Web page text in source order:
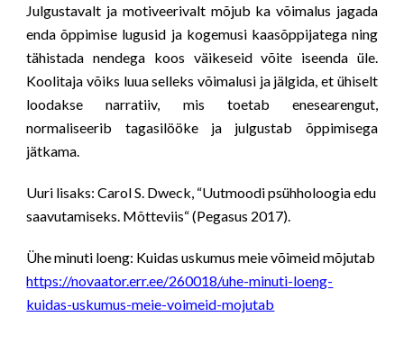
Julgustavalt ja motiveerivalt mõjub ka võimalus jagada
enda õppimise lugusid ja kogemusi kaasõppijatega ning
tähistada nendega koos väikeseid võite iseenda üle.
Koolitaja võiks luua selleks võimalusi ja jälgida, et ühiselt
loodakse narratiiv, mis toetab enesearengut,
normaliseerib tagasilööke ja julgustab õppimisega
jätkama.
Uuri lisaks: Carol S. Dweck, “Uutmoodi psühholoogia edu
saavutamiseks. Mõtteviis“ (Pegasus 2017).
Ühe minuti loeng: Kuidas uskumus meie võimeid mõjutab
https://novaator.err.ee/260018/uhe-minuti-loeng-
kuidas-uskumus-meie-voimeid-mojutab